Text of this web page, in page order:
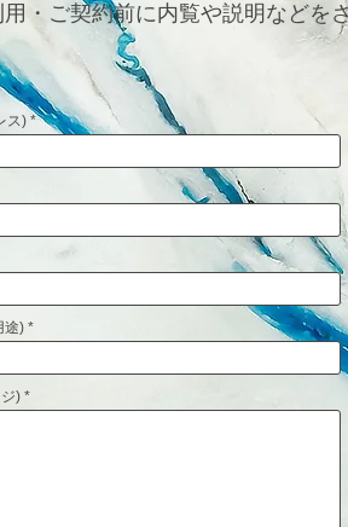
・ご契約前に内覧や説明などを
ス)
途)
)